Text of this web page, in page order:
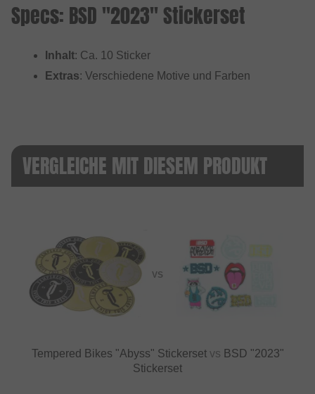
Specs: BSD "2023" Stickerset
Inhalt: Ca. 10 Sticker
Extras: Verschiedene Motive und Farben
VERGLEICHE MIT DIESEM PRODUKT
VS
Tempered Bikes "Abyss" Stickerset vs BSD "2023"
Stickerset